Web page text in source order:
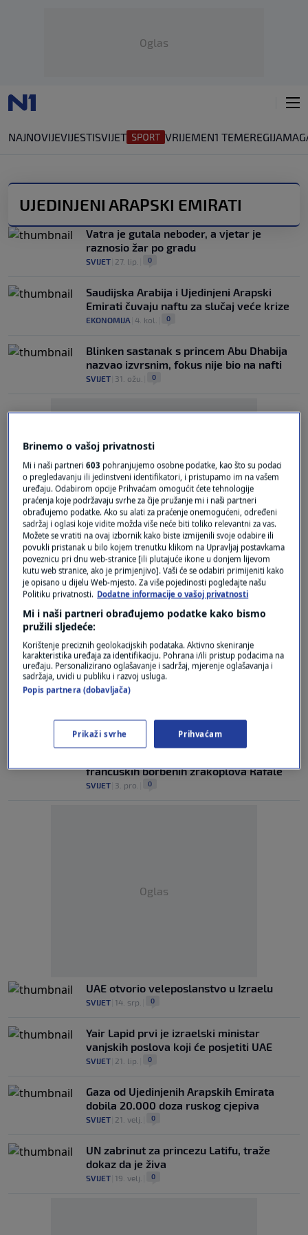
Oglas
NAJNOVIJEVIJESTISVIJET VRIJEMEN1 TEMEREGIJA
UJEDINJENI ARAPSKI EMIRATI
Vatra je gutala neboder, a vjetar je
raznosio žar po gradu
SVIJET 27. lip. 0
Saudijska Arabija i Ujedinjeni Arapski
Emirati čuvaju naftu za slučaj veće krize
EKONOMIJA 4. kol. 0
Blinken sastanak s princem Abu Dhabija
nazvao izvrsnim, fokus nije bio na nafti
SVIJET 31. ožu. 0
Oglas
Herzog u povijesnom posjetu UAE: Izrael
podržava potrebu te zemlje za sigurnošću
SVIJET |30. sij.|
Izraelski predsjednik u povijesnom
posjetu Ujedinjenim Arapskim Emiratima
SVIJET|30. sij.| 0
Ujedinjeni Arapski Emirati ukinuli cenzuru
francuskih borbenih zrakoplova Rafale
SVIJET 3. pro. 0
Oglas
UAE otvorio veleposlanstvo u Izraelu
SVIJET 14. srp. 0
Yair Lapid prvi je izraelski ministar
vanjskih poslova koji će posjetiti UAE
SVIJET 21. lip. 0
Gaza od Ujedinjenih Arapskih Emirata
dobila 20.000 doza ruskog cjepiva
SVIJET 21. velj. 0
UN zabrinut za princezu Latifu, traže
dokaz da je živa
SVIJET 19. velj. 0
Brinemo o vašoj privatnosti
Mi i naši partneri603 pohranjujemo osobne podatke, kao što su podaci
o pregledavanju ili jedinstveni identifikatori, i pristupamo im na vašem
uređaju. Odabirom opcije Prihvaćam omogućit ćete tehnologije
praćenja koje podržavaju svrhe za čije pružanje mi i naši partneri
obrađujemo podatke. Ako su alati za praćenje onemogućeni, određeni
sadržaj i oglasi koje vidite možda više neće biti toliko relevantni za vas.
Možete se vratiti na ovaj izbornik kako biste izmijenili svoje odabire ili
povukli pristanak u bilo kojem trenutku klikom na Upravljaj postavkama
poveznicu pri dnu web-stranice [ili plutajuće ikone u donjem lijevom
kutu web stranice, ako je primjenjivo]. Vaši će se odabiri primijeniti kako
je opisano u dijelu Web-mjesto. Za više pojedinosti pogledajte našu
Politiku privatnosti. Dodatne informacije o vašoj privatnosti
Mi i naši partneri obrađujemo podatke kako bismo
pružili sljedeće:
Korištenje preciznih geolokacijskih podataka. Aktivno skeniranje
karakteristika uređaja za identifikaciju. Pohrana i/ili pristup podacima na
uređaju. Personalizirano oglašavanje i sadržaj, mjerenje oglašavanja i
sadržaja, uvidi u publiku i razvoj usluga.
Popis partnera (dobavljača)
Prikaži svrhe Prihvaćam